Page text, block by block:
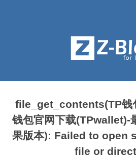
file_get_contents(TP钱
钱包官网下载(TPwallet)-
果版本): Failed to open
file or